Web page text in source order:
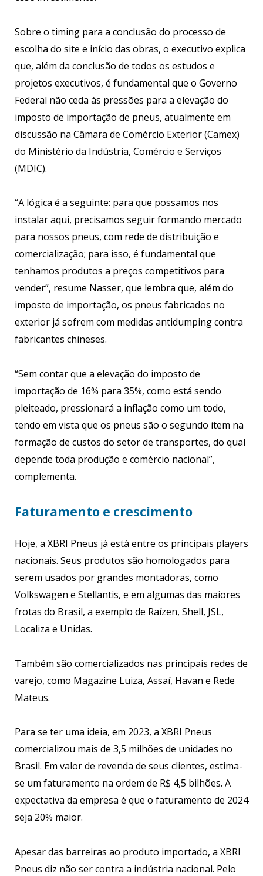
Sobre o timing para a conclusão do processo de
escolha do site e início das obras, o executivo explica
que, além da conclusão de todos os estudos e
projetos executivos, é fundamental que o Governo
Federal não ceda às pressões para a elevação do
imposto de importação de pneus, atualmente em
discussão na Câmara de Comércio Exterior (Camex)
do Ministério da Indústria, Comércio e Serviços
(MDIC).
“A lógica é a seguinte: para que possamos nos
instalar aqui, precisamos seguir formando mercado
para nossos pneus, com rede de distribuição e
comercialização; para isso, é fundamental que
tenhamos produtos a preços competitivos para
vender”, resume Nasser, que lembra que, além do
imposto de importação, os pneus fabricados no
exterior já sofrem com medidas antidumping contra
fabricantes chineses.
“Sem contar que a elevação do imposto de
importação de 16% para 35%, como está sendo
pleiteado, pressionará a inflação como um todo,
tendo em vista que os pneus são o segundo item na
formação de custos do setor de transportes, do qual
depende toda produção e comércio nacional”,
complementa.
Faturamento e crescimento
Hoje, a XBRI Pneus já está entre os principais players
nacionais. Seus produtos são homologados para
serem usados por grandes montadoras, como
Volkswagen e Stellantis, e em algumas das maiores
frotas do Brasil, a exemplo de Raízen, Shell, JSL,
Localiza e Unidas.
Também são comercializados nas principais redes de
varejo, como Magazine Luiza, Assaí, Havan e Rede
Mateus.
Para se ter uma ideia, em 2023, a XBRI Pneus
comercializou mais de 3,5 milhões de unidades no
Brasil. Em valor de revenda de seus clientes, estima-
se um faturamento na ordem de R$ 4,5 bilhões. A
expectativa da empresa é que o faturamento de 2024
seja 20% maior.
Apesar das barreiras ao produto importado, a XBRI
Pneus diz não ser contra a indústria nacional. Pelo